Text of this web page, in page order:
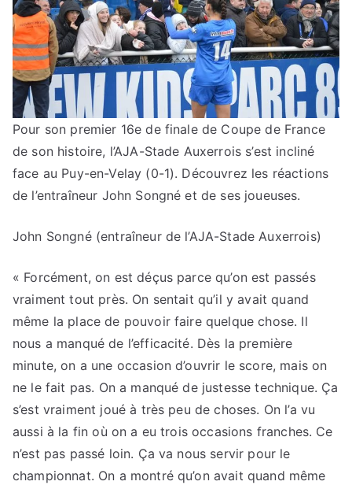
Pour son premier 16e de finale de Coupe de France
de son histoire, l’AJA-Stade Auxerrois s’est incliné
face au Puy-en-Velay (0-1). Découvrez les réactions
de l’entraîneur John Songné et de ses joueuses.
John Songné (entraîneur de l’AJA-Stade Auxerrois)
« Forcément, on est déçus parce qu’on est passés
vraiment tout près. On sentait qu’il y avait quand
même la place de pouvoir faire quelque chose. Il
nous a manqué de l’efficacité. Dès la première
minute, on a une occasion d’ouvrir le score, mais on
ne le fait pas. On a manqué de justesse technique. Ça
s’est vraiment joué à très peu de choses. On l’a vu
aussi à la fin où on a eu trois occasions franches. Ce
n’est pas passé loin. Ça va nous servir pour le
championnat. On a montré qu’on avait quand même